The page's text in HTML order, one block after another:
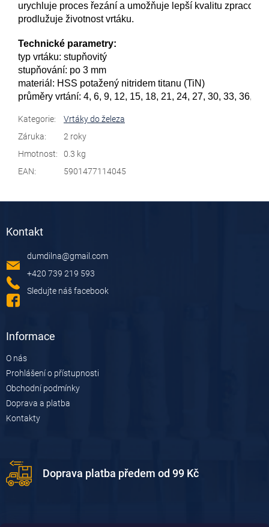
urychluje proces řezání a umožňuje lepší kvalitu
prodlužuje životnost vrtáku.
Technické parametry:
typ vrtáku: stupňovitý
stupňování: po 3 mm
materiál: HSS potažený nitridem titanu (TiN)
průměry vrtání: 4, 6, 9, 12, 15, 18, 21, 24, 27, 30, 33, 36, 39
Kategorie:
Vrtáky do železa
Záruka:
2 roky
Hmotnost:
0.3 kg
EAN: 5901477114045
Kontakt
dumdilna@gmail.com
+420 739 219 593
Sledujte náš facebook
Informace
O nás
Prohlášení o přístupnosti
Obchodní podmínky
Doprava a platba
Kontakty
Doprava platba předem od 99 Kč